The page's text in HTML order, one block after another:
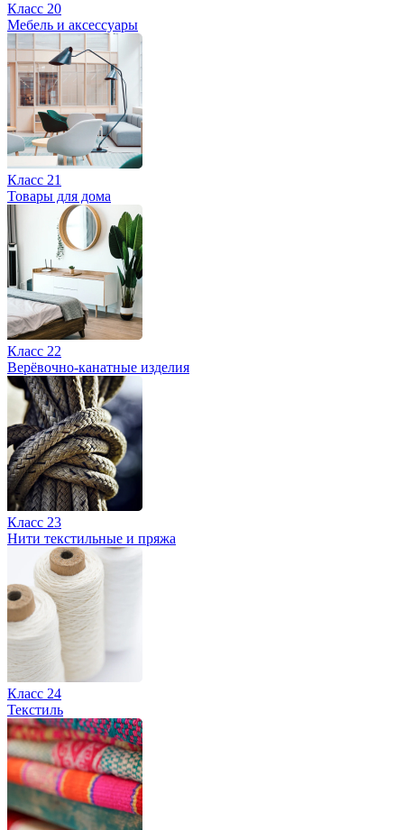
Класс 20
Мебель и аксессуары
Класс 21
Товары для дома
Класс 22
Верёвочно-канатные изделия
Класс 23
Нити текстильные и пряжа
Класс 24
Текстиль